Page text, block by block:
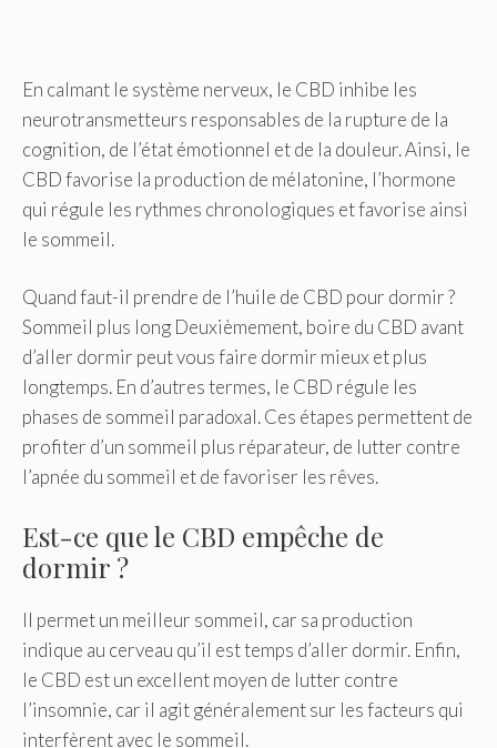
En calmant le système nerveux, le CBD inhibe les
neurotransmetteurs responsables de la rupture de la
cognition, de l’état émotionnel et de la douleur. Ainsi, le
CBD favorise la production de mélatonine, l’hormone
qui régule les rythmes chronologiques et favorise ainsi
le sommeil.
Quand faut-il prendre de l’huile de CBD pour dormir ?
Sommeil plus long Deuxièmement, boire du CBD avant
d’aller dormir peut vous faire dormir mieux et plus
longtemps. En d’autres termes, le CBD régule les
phases de sommeil paradoxal. Ces étapes permettent de
profiter d’un sommeil plus réparateur, de lutter contre
l’apnée du sommeil et de favoriser les rêves.
Est-ce que le CBD empêche de
dormir ?
Il permet un meilleur sommeil, car sa production
indique au cerveau qu’il est temps d’aller dormir. Enfin,
le CBD est un excellent moyen de lutter contre
l’insomnie, car il agit généralement sur les facteurs qui
interfèrent avec le sommeil.